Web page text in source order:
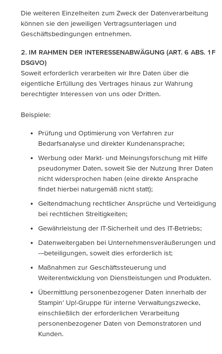
Die weiteren Einzelheiten zum Zweck der Datenverarbeitung
können sie den jeweiligen Vertragsunterlagen und
Geschäftsbedingungen entnehmen.
2. IM RAHMEN DER INTERESSENABWÄGUNG (ART. 6 ABS. 1F
DSGVO)
Soweit erforderlich verarbeiten wir Ihre Daten über die
eigentliche Erfüllung des Vertrages hinaus zur Wahrung
berechtigter Interessen von uns oder Dritten.
Beispiele:
Prüfung und Optimierung von Verfahren zur
Bedarfsanalyse und direkter Kundenansprache;
Werbung oder Markt- und Meinungsforschung mit Hilfe
pseudonymer Daten, soweit Sie der Nutzung Ihrer Daten
nicht widersprochen haben (eine direkte Ansprache
findet hierbei naturgemäß nicht statt);
Geltendmachung rechtlicher Ansprüche und Verteidigung
bei rechtlichen Streitigkeiten;
Gewährleistung der IT-Sicherheit und des IT-Betriebs;
Datenweitergaben bei Unternehmensveräußerungen und
-–beteiligungen, soweit dies erforderlich ist;
Maßnahmen zur Geschäftssteuerung und
Weiterentwicklung von Dienstleistungen und Produkten.
Übermittlung personenbezogener Daten innerhalb der
Stampin’ Up!-Gruppe für interne Verwaltungszwecke,
einschließlich der erforderlichen Verarbeitung
personenbezogener Daten von Demonstratoren und
Kunden.